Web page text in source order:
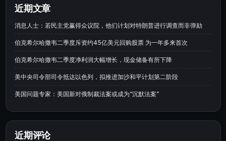
近期文章
消息人士：若民主党赢得众议院，他们计划对特朗普进行调查而非弹劾
伯克希尔哈撒韦二季度斥资约45亿美元回购股票 为一年多来首次
伯克希尔哈撒韦二季度净利润大幅增长，现金储备有所下降
美中央司令部司令抵达以色列，拟推进加沙和平计划第二阶段
美国问题专家：美国新对俄制裁法案或成为“沉默法案”
近期评论